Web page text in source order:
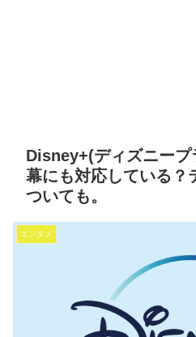
Disney+(ディズニー
幕にも対応している？
ついても。
エンタメ